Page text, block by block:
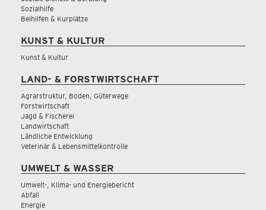
Sozialhilfe
Beihilfen & Kurplätze
KUNST & KULTUR
Kunst & Kultur
LAND- & FORSTWIRTSCHAFT
Agrarstruktur, Boden, Güterwege
Forstwirtschaft
Jagd & Fischerei
Landwirtschaft
Ländliche Entwicklung
Veterinär & Lebensmittelkontrolle
UMWELT & WASSER
Umwelt-, Klima- und Energiebericht
Abfall
Energie